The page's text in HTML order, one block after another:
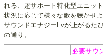
れる、超サポート特化型ユニット
状況に応じて様々な歌を聴かせよ
サウンドエナジーLvが上がるた
の通り。
必要サウ